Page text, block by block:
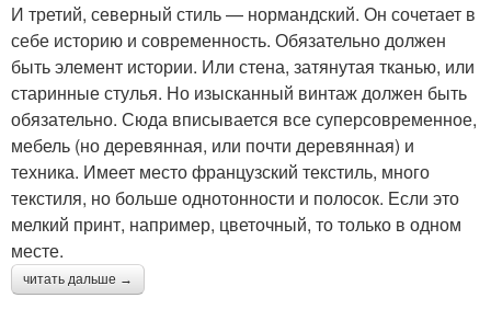
И третий, северный стиль — нормандский. Он сочетает в
себе историю и современность. Обязательно должен
быть элемент истории. Или стена, затянутая тканью, или
старинные стулья. Но изысканный винтаж должен быть
обязательно. Сюда вписывается все суперсовременное,
мебель (но деревянная, или почти деревянная) и
техника. Имеет место французский текстиль, много
текстиля, но больше однотонности и полосок. Если это
мелкий принт, например, цветочный, то только в одном
месте.
читать дальше →